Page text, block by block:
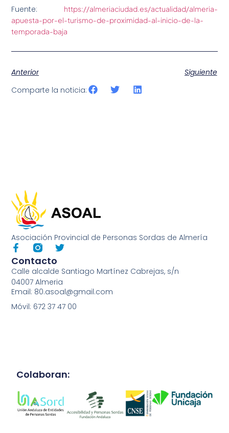
Fuente:
https://almeriaciudad.es/actualidad/almeria-
apuesta-por-el-turismo-de-proximidad-al-inicio-de-la-
temporada-baja
Anterior
Siguiente
Comparte la noticia:
Asociación Provincial de Personas Sordas de Almería
Contacto
Calle alcalde Santiago Martínez Cabrejas, s/n
04007 Almeria
Email: 80.asoal@gmail.com
Móvil: 672 37 47 00
Colaboran: